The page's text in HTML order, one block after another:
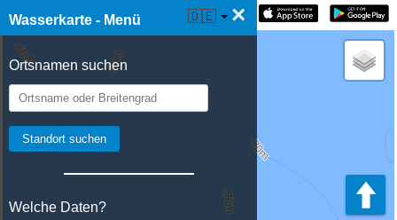
Wasserkarte - Menü ×
Ortsnamen suchen
Welche Daten?
☰ Wasserkarte Live 🇩🇪